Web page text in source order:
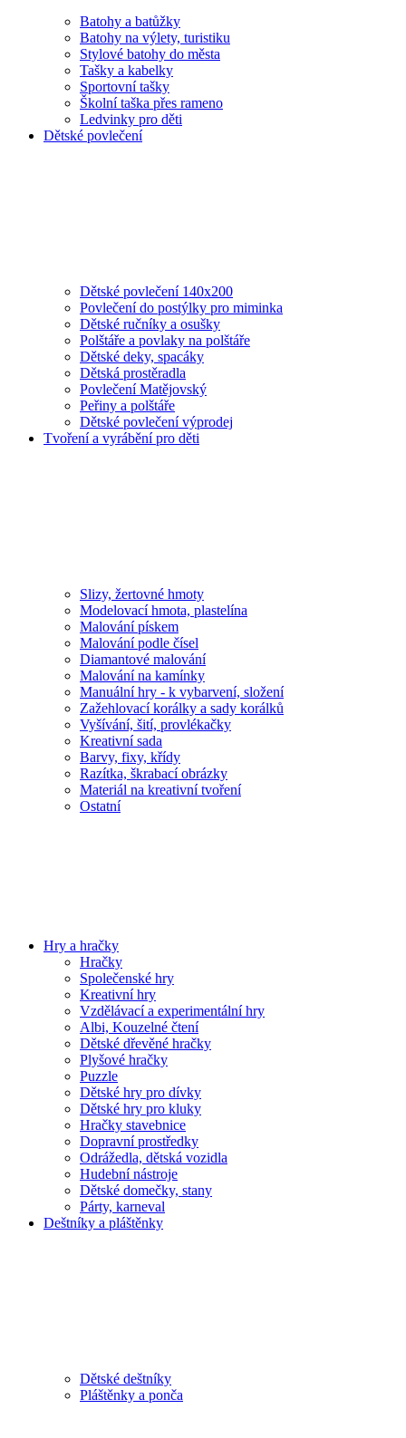
Batohy a batůžky
Batohy na výlety, turistiku
Stylové batohy do města
Tašky a kabelky
Sportovní tašky
Školní taška přes rameno
Ledvinky pro děti
Dětské povlečení
Dětské povlečení 140x200
Povlečení do postýlky pro miminka
Dětské ručníky a osušky
Polštáře a povlaky na polštáře
Dětské deky, spacáky
Dětská prostěradla
Povlečení Matějovský
Peřiny a polštáře
Dětské povlečení výprodej
Tvoření a vyrábění pro děti
Slizy, žertovné hmoty
Modelovací hmota, plastelína
Malování pískem
Malování podle čísel
Diamantové malování
Malování na kamínky
Manuální hry - k vybarvení, složení
Zažehlovací korálky a sady korálků
Vyšívání, šití, provlékačky
Kreativní sada
Barvy, fixy, křídy
Razítka, škrabací obrázky
Materiál na kreativní tvoření
Ostatní
Hry a hračky
Hračky
Společenské hry
Kreativní hry
Vzdělávací a experimentální hry
Albi, Kouzelné čtení
Dětské dřevěné hračky
Plyšové hračky
Puzzle
Dětské hry pro dívky
Dětské hry pro kluky
Hračky stavebnice
Dopravní prostředky
Odrážedla, dětská vozidla
Hudební nástroje
Dětské domečky, stany
Párty, karneval
Deštníky a pláštěnky
Dětské deštníky
Pláštěnky a ponča